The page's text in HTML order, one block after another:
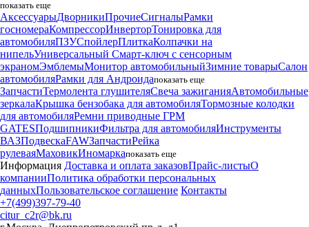
показать еще
АксессуарыДворникиПрочиеСигналыРамки
госномераКомпрессорИнверторТонировка для
автомобиляПЗУСпойлерПлиткаКолпачки на
нипельУниверсальный Смарт-ключ с сенсорным
экраномЭмблемыМонитор автомобильныйЗимние товарыСалон
автомобиляРамки для Андроидапоказать еще
ЗапчастиТермолента глушителяСвеча зажиганияАвтомобильные
зеркалаКрышка бензобака для автомобиляТормозные колодки
для автомобиляРемни приводные ГРМ
GATESПодшипникиФильтра для автомобиляИнструменты
ВАЗПодвескаFAWЗапчастиРейка
рулеваяМаховикИномаркапоказать еще
Информация Доставка и оплата заказовПрайс-листыО
компанииПолитика обработки персональных
данныхПользовательское соглашение Контакты
+7(499)397-79-40
citur_c2r@bk.ru